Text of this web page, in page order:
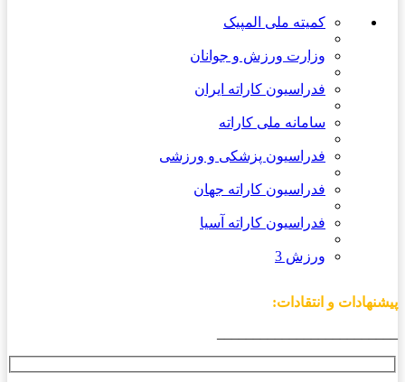
کمیته ملی المپیک
وزارت ورزش و جوانان
فدراسیون کاراته ایران
سامانه ملی کاراته
فدراسیون پزشکی و ورزشی
فدراسیون کاراته جهان
فدراسیون کاراته آسیا
ورزش 3
پیشنهادات و انتقادات: